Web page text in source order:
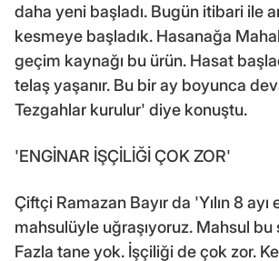
daha yeni başladı. Bugün itibari ile
kesmeye başladık. Hasanağa
geçim kaynağı bu ürün. Hasat
telaş yaşanır. Bu bir ay boyunca
Tezgahlar kurulur' diye konuştu.
'ENGİNAR İŞÇİLİĞİ ÇOK ZOR'
Çiftçi Ramazan Bayır da 'Yılın 8 ayı
mahsulüyle uğraşıyoruz. Mahsul bu
Fazla tane yok. İşçiliği de çok zor.